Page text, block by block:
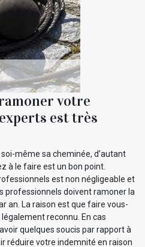
votre
est très
même sa cheminée, d’autant
à le faire est un bon point.
est non négligeable et
professionnels doivent ramoner la
an. La raison est que faire vous-
reconnu. En cas
quelques soucis par rapport à
réduire votre indemnité en raison